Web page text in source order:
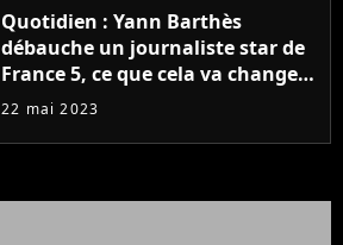
Quotidien : Yann Barthès
débauche un journaliste star de
France 5, ce que cela va changer
à la rentrée
22 mai 2023